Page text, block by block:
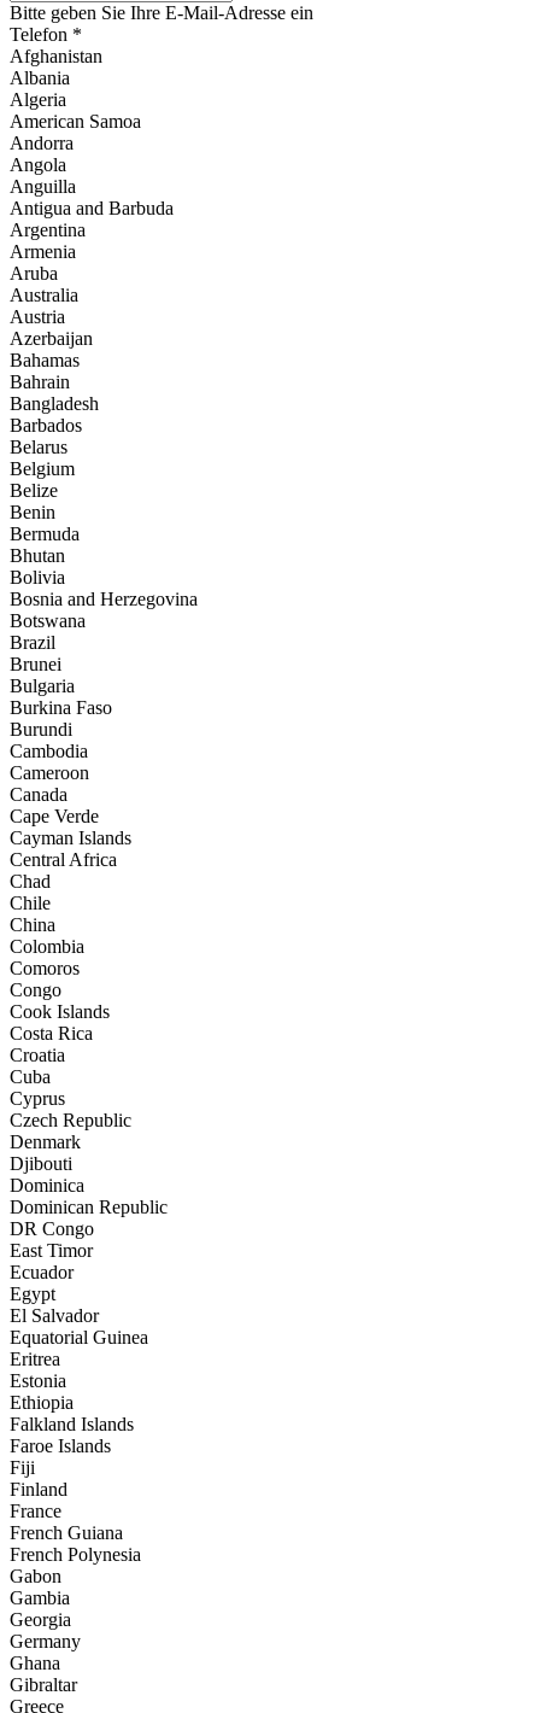
Bitte geben Sie Ihre E-Mail-Adresse ein
Telefon *
Afghanistan
Albania
Algeria
American Samoa
Andorra
Angola
Anguilla
Antigua and Barbuda
Argentina
Armenia
Aruba
Australia
Austria
Azerbaijan
Bahamas
Bahrain
Bangladesh
Barbados
Belarus
Belgium
Belize
Benin
Bermuda
Bhutan
Bolivia
Bosnia and Herzegovina
Botswana
Brazil
Brunei
Bulgaria
Burkina Faso
Burundi
Cambodia
Cameroon
Canada
Cape Verde
Cayman Islands
Central Africa
Chad
Chile
China
Colombia
Comoros
Congo
Cook Islands
Costa Rica
Croatia
Cuba
Cyprus
Czech Republic
Denmark
Djibouti
Dominica
Dominican Republic
DR Congo
East Timor
Ecuador
Egypt
El Salvador
Equatorial Guinea
Eritrea
Estonia
Ethiopia
Falkland Islands
Faroe Islands
Fiji
Finland
France
French Guiana
French Polynesia
Gabon
Gambia
Georgia
Germany
Ghana
Gibraltar
Greece